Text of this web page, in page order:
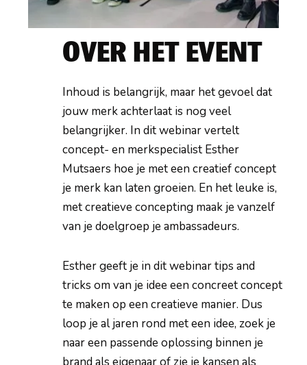
OVER HET EVENT
Inhoud is belangrijk, maar het gevoel dat
jouw merk achterlaat is nog veel
belangrijker. In dit webinar vertelt
concept- en merkspecialist Esther
Mutsaers hoe je met een creatief concept
je merk kan laten groeien. En het leuke is,
met creatieve concepting maak je vanzelf
van je doelgroep je ambassadeurs.
Esther geeft je in dit webinar tips and
tricks om van je idee een concreet concept
te maken op een creatieve manier. Dus
loop je al jaren rond met een idee, zoek je
naar een passende oplossing binnen je